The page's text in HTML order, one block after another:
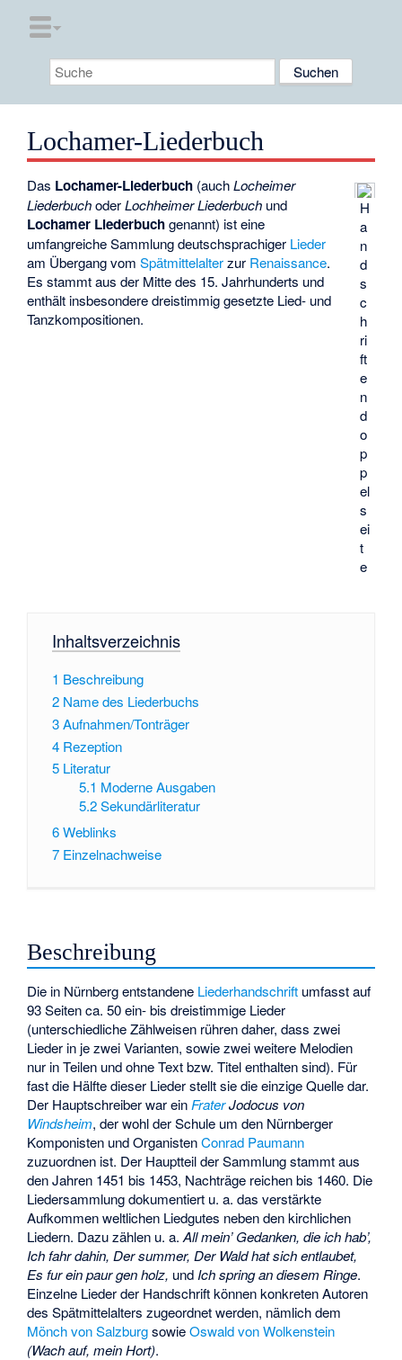
Lochamer-Liederbuch
H
a
n
d
s
c
h
ri
ft
e
n
d
o
p
p
el
s
ei
t
e
Das Lochamer-Liederbuch (auchLocheimer
LiederbuchoderLochheimer Liederbuch und
Lochamer Liederbuchgenannt) ist eine
umfangreiche Sammlung deutschsprachiger Lieder
am Übergang vomSpätmittelalterzur Renaissance.
Es stammt aus der Mitte des 15. Jahrhunderts und
enthält insbesondere dreistimmig gesetzte Lied- und
Tanzkompositionen.
Inhaltsverzeichnis
1 Beschreibung
2 Name des Liederbuchs
3Aufnahmen/Tonträger
4 Rezeption
5 Literatur
5.1 Moderne Ausgaben
5.2 Sekundärliteratur
6Weblinks
7 Einzelnachweise
Beschreibung
Die in Nürnberg entstandene Liederhandschrift umfasst auf
93 Seiten ca. 50 ein- bis dreistimmige Lieder
(unterschiedliche Zählweisen rühren daher, dass zwei
Lieder in je zwei Varianten, sowie zwei weitere Melodien
nur in Teilen und ohne Text bzw. Titel enthalten sind). Für
fast die Hälfte dieser Lieder stellt sie die einzige Quelle dar.
Der Hauptschreiber war ein FraterJodocus von
Windsheim, der wohl der Schule um den Nürnberger
Komponisten und OrganistenConrad Paumann
zuzuordnen ist. Der Hauptteil der Sammlung stammt aus
den Jahren 1451 bis 1453, Nachträge reichen bis 1460. Die
Liedersammlung dokumentiert u. a. das verstärkte
Aufkommen weltlichen Liedgutes neben den kirchlichen
Liedern. Dazu zählen u. a.All mein’ Gedanken, die ich hab’,
Ich fahr dahin, Der summer, Der Wald hat sich entlaubet,
Es fur ein paur gen holz, und Ich spring an diesem Ringe.
Einzelne Lieder der Handschrift können konkreten Autoren
des Spätmittelalters zugeordnet werden, nämlich dem
Mönch von SalzburgsowieOswald von Wolkenstein
(Wach auf, mein Hort).